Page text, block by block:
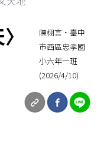
陳栩言‧臺中
市西區忠孝國
小六年一班
(2026/4/10)